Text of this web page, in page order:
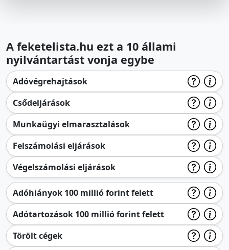
A feketelista.hu ezt a 10 állami
nyilvántartást vonja egybe
Adóvégrehajtások
Csődeljárások
Munkaügyi elmarasztalások
Felszámolási eljárások
Végelszámolási eljárások
Adóhiányok 100 millió forint felett
Adótartozások 100 millió forint felett
Törölt cégek